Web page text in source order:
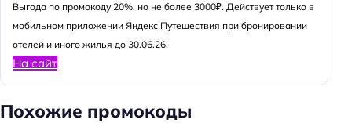
Выгода по промокоду 20%, но не более 3000₽. Действует только в
мобильном приложении Яндекс Путешествия при бронировании
отелей и иного жилья до 30.06.26.
На сайт
Похожие промокоды